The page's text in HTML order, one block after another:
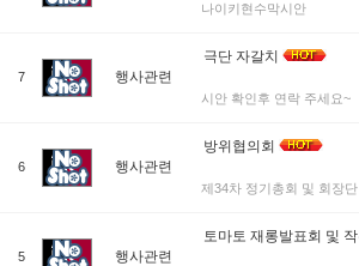
나이키현수막시안
7 행사관련
극단 자갈치
시안 확인후 연락 주세요~
6 행사관련
방위협의회
제34차 정기총회 및 회장
5 행사관련
토마토 재롱발표회 및